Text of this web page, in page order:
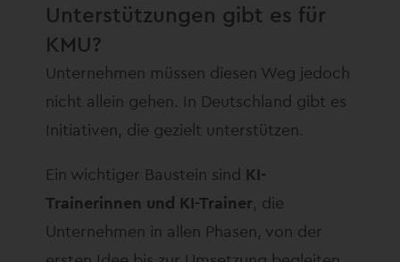
Unterstützungen gibt es für
KMU?
Unternehmen müssen diesen Weg jedoch
nicht allein gehen. In Deutschland gibt es
Initiativen, die gezielt unterstützen.
Ein wichtiger Baustein sind KI-
Trainerinnen und KI-Trainer, die
Unternehmen in allen Phasen, von der